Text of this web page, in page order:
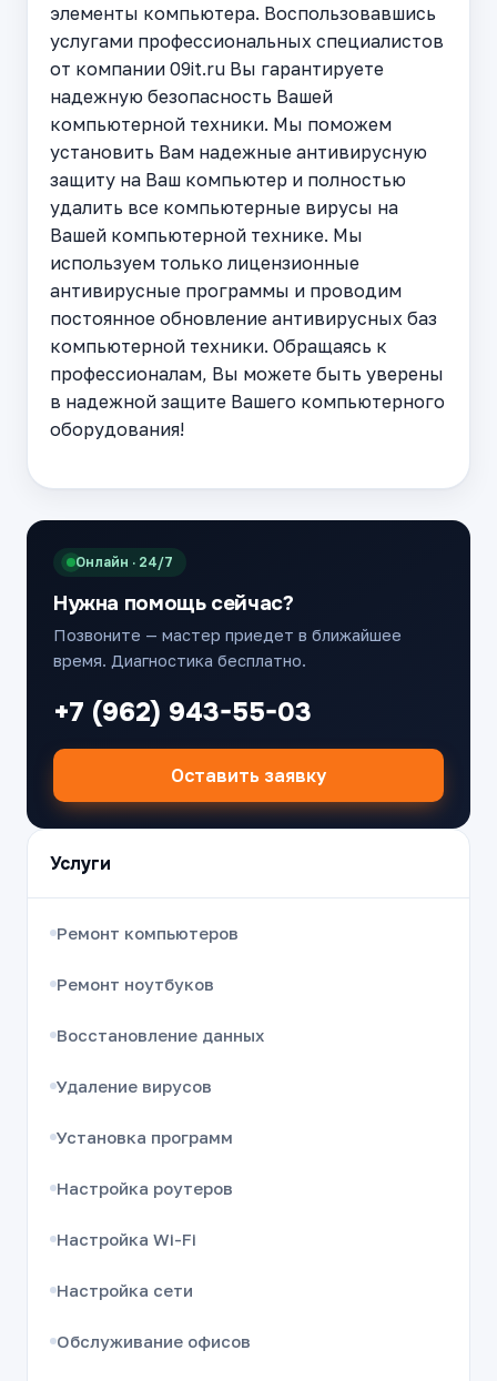
элементы компьютера. Воспользовавшись
услугами профессиональных специалистов
от компании 09it.ru Вы гарантируете
надежную безопасность Вашей
компьютерной техники. Мы поможем
установить Вам надежные антивирусную
защиту на Ваш компьютер и полностью
удалить все компьютерные вирусы на
Вашей компьютерной технике. Мы
используем только лицензионные
антивирусные программы и проводим
постоянное обновление антивирусных баз
компьютерной техники. Обращаясь к
профессионалам, Вы можете быть уверены
в надежной защите Вашего компьютерного
оборудования!
Онлайн · 24/7
Нужна помощь сейчас?
Позвоните — мастер приедет в ближайшее
время. Диагностика бесплатно.
+7 (962) 943-55-03
Оставить заявку
Услуги
Ремонт компьютеров
Ремонт ноутбуков
Восстановление данных
Удаление вирусов
Установка программ
Настройка роутеров
Настройка Wi-Fi
Настройка сети
Обслуживание офисов